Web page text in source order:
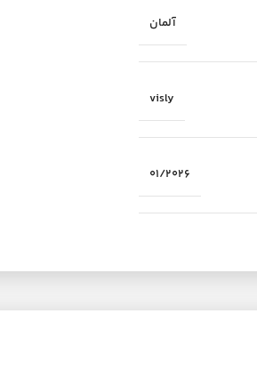
آلمان
visly
01/2026